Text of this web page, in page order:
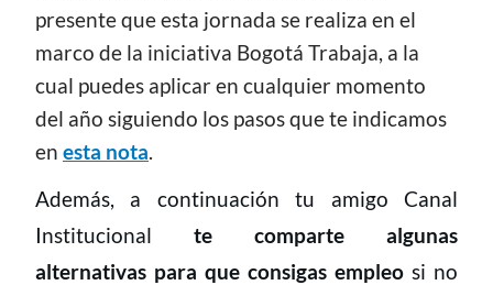
presente que esta jornada se realiza en el
marco de la iniciativa Bogotá Trabaja, a la
cual puedes aplicar en cualquier momento
del año siguiendo los pasos que te indicamos
en esta nota.
Además, a continuación tu amigo Canal
Institucional te comparte algunas
alternativas para que consigas empleo si no